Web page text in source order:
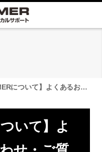
【WRAYMERについて】よくあるお問い合わせ・ご質問
いて】よ